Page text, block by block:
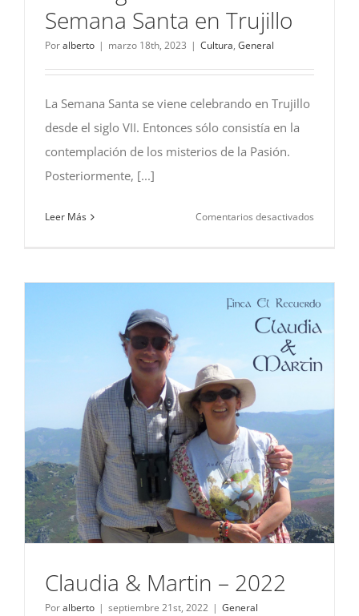
Semana Santa en Trujillo
Poralberto | marzo 18th, 2023 | Cultura, General
La Semana Santa se viene celebrando en Trujillo
desde el siglo VII. Entonces sólo consistía en la
contemplación de los misterios de la Pasión.
Posteriormente, [...]
Leer Más Comentarios desactivados
Santa
Trujillo
Claudia & Martin – 2022
Poralberto | septiembre 21st, 2022 | General